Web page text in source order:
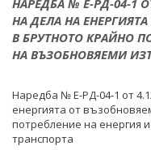
ЗА НАС
МИСИЯ И ЦЕЛИ
ИСТОРИЯ
СТРУКТУРА
МИНИСТЪР
ПОЛИТИЧЕСКИ
НОРМАТИВНИ
ЗАКОНИ
НАРЕДБА № Е-РД-04-1
НА ДEЛA НА
В БРУТНОТО КРАЙНО
НА ВЪЗОБНОВЯЕМИ
Наредба № Е-РД-04-1 от
енергията от
потребление на енергия
транспорта